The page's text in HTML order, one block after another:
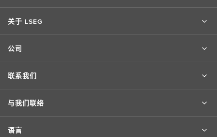
关于 LSEG
公司
联系我们
与我们联络
语言